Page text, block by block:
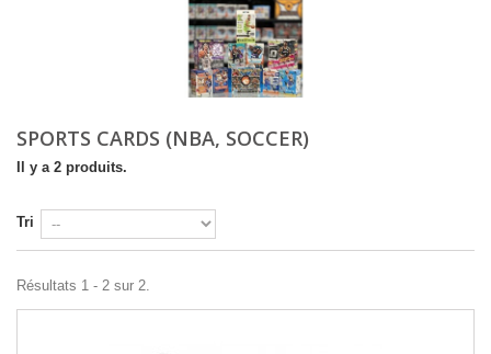
SPORTS CARDS (NBA, SOCCER)
Il y a 2 produits.
Tri
Résultats 1 - 2 sur 2.